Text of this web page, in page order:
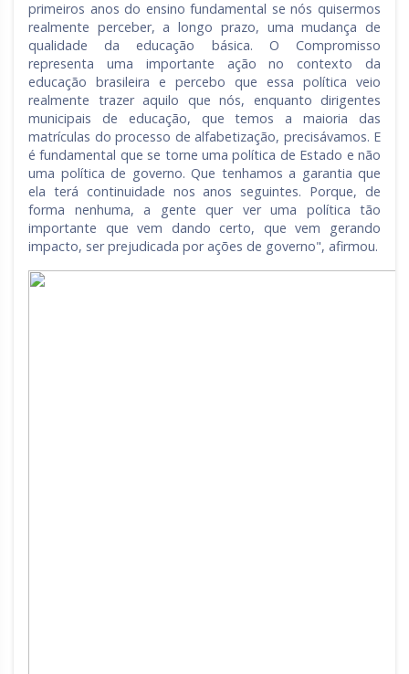
primeiros anos do ensino fundamental se nós quisermos
realmente perceber, a longo prazo, uma mudança de
qualidade da educação básica. O Compromisso
representa uma importante ação no contexto da
educação brasileira e percebo que essa política veio
realmente trazer aquilo que nós, enquanto dirigentes
municipais de educação, que temos a maioria das
matrículas do processo de alfabetização, precisávamos. E
é fundamental que se torne uma política de Estado e não
uma política de governo. Que tenhamos a garantia que
ela terá continuidade nos anos seguintes. Porque, de
forma nenhuma, a gente quer ver uma política tão
importante que vem dando certo, que vem gerando
impacto, ser prejudicada por ações de governo", afirmou.